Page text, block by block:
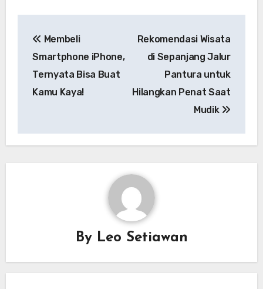
pos
Membeli
Smartphone iPhone,
Ternyata Bisa Buat
Kamu Kaya!
Rekomendasi Wisata
di Sepanjang Jalur
Pantura untuk
Hilangkan Penat Saat
Mudik
By Leo Setiawan